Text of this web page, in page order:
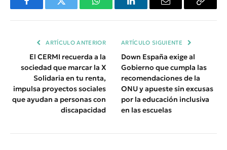
FacebookTwitter WhatsAppLinkedInEmail
Copiar
ARTÍCULO ANTERIOR
El CERMI recuerda a la
sociedad que marcar la X
Solidaria en tu renta,
impulsa proyectos sociales
que ayudan a personas con
discapacidad
ARTÍCULO SIGUIENTE
Down España exige al
Gobierno que cumpla las
recomendaciones de la
ONU y apueste sin excusas
por la educación inclusiva
en las escuelas